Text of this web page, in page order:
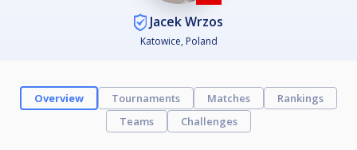
Jacek Wrzos
Katowice, Poland
Overview Tournaments Matches
Rankings
Teams
Challenges